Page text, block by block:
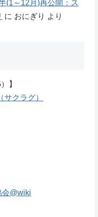
(1～12月)再公開：ス
に おにぎり より
】
クラグ）
会@wiki